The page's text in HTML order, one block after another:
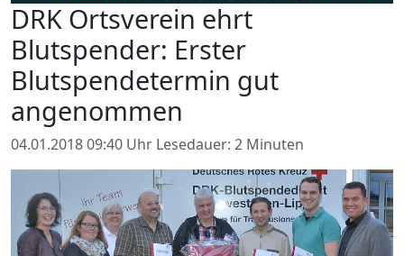
DRK Ortsverein ehrt
Blutspender: Erster
Blutspendetermin gut
angenommen
04.01.2018 09:40 Uhr Lesedauer: 2 Minuten